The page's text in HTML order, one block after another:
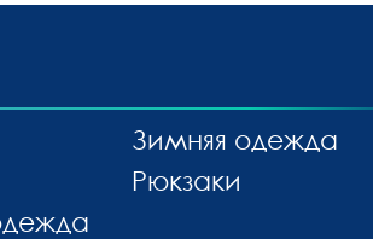
Зимняя одежда
Рюкзаки